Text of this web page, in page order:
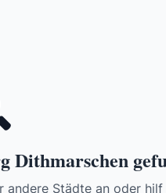
Dithmarschen
Städte an oder